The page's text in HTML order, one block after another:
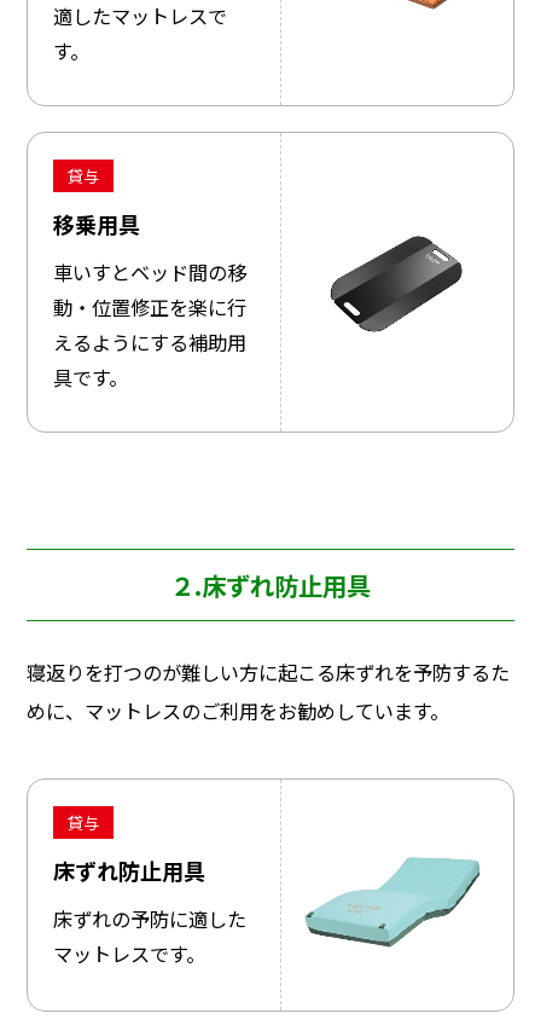
適したマットレスで
す。
貸与
移乗用具
車いすとベッド間の移
動・位置修正を楽に行
えるようにする補助用
具です。
２.床ずれ防止用具
寝返りを打つのが難しい方に起こる床ずれを予防するた
めに、マットレスのご利用をお勧めしています。
貸与
床ずれ防止用具
床ずれの予防に適した
マットレスです。